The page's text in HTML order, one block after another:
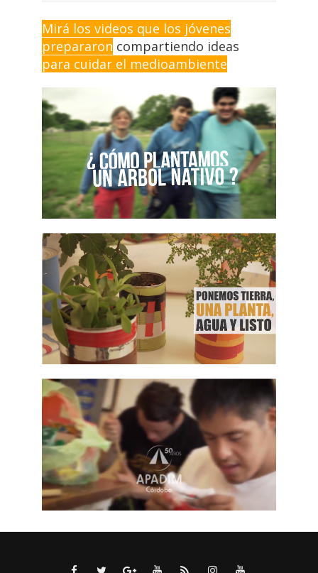
Mirá los videos que los jóvenes
prepararon compartiendo ideas
para cuidar el medioambiente